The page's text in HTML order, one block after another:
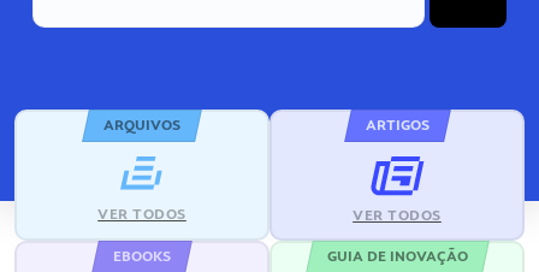
ARQUIVOS
VER TODOS
ARTIGOS
VER TODOS
EBOOKS GUIA DE INOVAÇÃO